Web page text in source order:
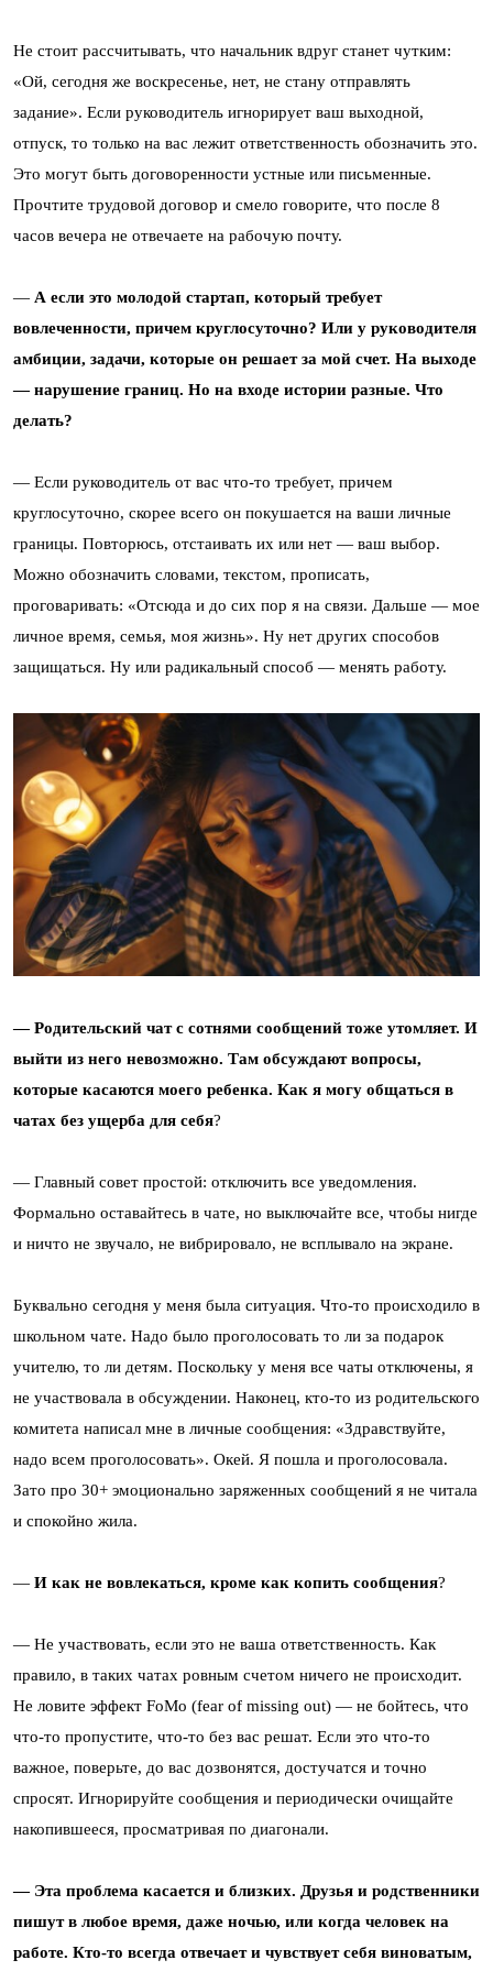
Не стоит рассчитывать, что начальник вдруг станет чутким:
«Ой, сегодня же воскресенье, нет, не стану отправлять
задание». Если руководитель игнорирует ваш выходной,
отпуск, то только на вас лежит ответственность обозначить это.
Это могут быть договоренности устные или письменные.
Прочтите трудовой договор и смело говорите, что после 8
часов вечера не отвечаете на рабочую почту.
— А если это молодой стартап, который требует
вовлеченности, причем круглосуточно? Или у руководителя
амбиции, задачи, которые он решает за мой счет. На выходе
— нарушение границ. Но на входе истории разные. Что
делать?
— Если руководитель от вас что-то требует, причем
круглосуточно, скорее всего он покушается на ваши личные
границы. Повторюсь, отстаивать их или нет — ваш выбор.
Можно обозначить словами, текстом, прописать,
проговаривать: «Отсюда и до сих пор я на связи. Дальше — мое
личное время, семья, моя жизнь». Ну нет других способов
защищаться. Ну или радикальный способ — менять работу.
— Родительский чат с сотнями сообщений тоже утомляет. И
выйти из него невозможно. Там обсуждают вопросы,
которые касаются моего ребенка. Как я могу общаться в
чатах без ущерба для себя?
— Главный совет простой: отключить все уведомления.
Формально оставайтесь в чате, но выключайте все, чтобы нигде
и ничто не звучало, не вибрировало, не всплывало на экране.
Буквально сегодня у меня была ситуация. Что-то происходило в
школьном чате. Надо было проголосовать то ли за подарок
учителю, то ли детям. Поскольку у меня все чаты отключены, я
не участвовала в обсуждении. Наконец, кто-то из родительского
комитета написал мне в личные сообщения: «Здравствуйте,
надо всем проголосовать». Окей. Я пошла и проголосовала.
Зато про 30+ эмоционально заряженных сообщений я не читала
и спокойно жила.
— И как не вовлекаться, кроме как копить сообщения?
— Не участвовать, если это не ваша ответственность. Как
правило, в таких чатах ровным счетом ничего не происходит.
Не ловите эффект FoMo (fear of missing out) — не бойтесь, что
что-то пропустите, что-то без вас решат. Если это что-то
важное, поверьте, до вас дозвонятся, достучатся и точно
спросят. Игнорируйте сообщения и периодически очищайте
накопившееся, просматривая по диагонали.
— Эта проблема касается и близких. Друзья и родственники
пишут в любое время, даже ночью, или когда человек на
работе. Кто-то всегда отвечает и чувствует себя виноватым,